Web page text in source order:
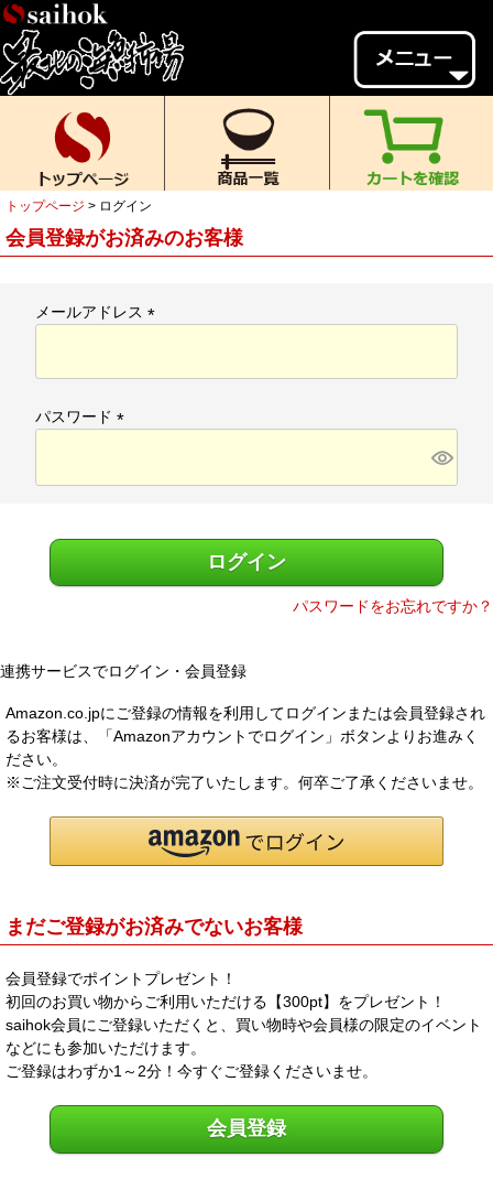
会員様メニュー
ゲスト
様、
いらっしゃいませ。
ご来店ありがとうございます。
新規会員登録
MYページ MYクーポン
ポイント履歴
返品について ご利用ガイド
トップページ ログイン
会員登録がお済みのお客様
メールアドレス
パスワード
須
ログイン
パスワードをお忘れですか？
連携サービスでログイン・会員登録
Amazon.co.jpにご登録の情報を利用してログインまたは会員登録され
るお客様は、「Amazonアカウントでログイン」ボタンよりお進みく
ださい。
※ご注文受付時に決済が完了いたします。何卒ご了承くださいませ。
まだご登録がお済みでないお客様
会員登録でポイントプレゼント！
初回のお買い物からご利用いただける【300pt】をプレゼント！
saihok会員にご登録いただくと、買い物時や会員様の限定のイベント
などにも参加いただけます。
ご登録はわずか1～2分！今すぐご登録くださいませ。
会員登録